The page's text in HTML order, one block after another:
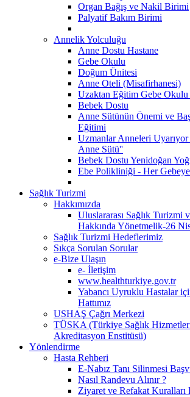
Organ Bağış ve Nakil Birimi
Palyatif Bakım Birimi
Annelik Yolculuğu
Anne Dostu Hastane
Gebe Okulu
Doğum Ünitesi
Anne Oteli (Misafirhanesi)
Uzaktan Eğitim Gebe Okulu
Bebek Dostu
Anne Sütünün Önemi ve
Eğitimi
Uzmanlar Anneleri Uyarıyor
Anne Sütü''
Bebek Dostu Yenidoğan
Ebe Polikliniği - Her
Sağlık Turizmi
Hakkımızda
Uluslararası Sağlık Turizmi
Hakkında Yönetmelik-26
Sağlık Turizmi Hedeflerimiz
Sıkça Sorulan Sorular
e-Bize Ulaşın
e- İletişim
www.healthturkiye.gov.tr
Yabancı Uyruklu Hastalar
Hattımız
USHAŞ Çağrı Merkezi
TÜSKA (Türkiye Sağlık
Akreditasyon Enstitüsü)
Yönlendirme
Hasta Rehberi
E-Nabız Tanı Silinmesi
Nasıl Randevu Alınır ?
Ziyaret ve Refakat Kuralları